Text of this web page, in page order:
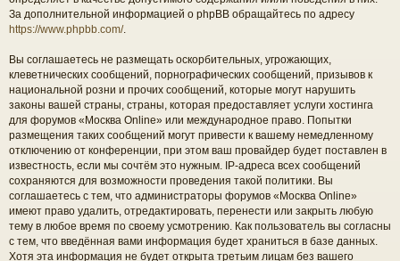
За дополнительной информацией о phpBB обращайтесь по адресу
https://www.phpbb.com/.
Вы соглашаетесь не размещать оскорбительных, угрожающих,
клеветнических сообщений, порнографических сообщений, призывов к
национальной розни и прочих сообщений, которые могут нарушить
законы вашей страны, страны, которая предоставляет услуги хостинга
для форумов «Москва Online» или международное право. Попытки
размещения таких сообщений могут привести к вашему немедленному
отключению от конференции, при этом ваш провайдер будет поставлен в
известность, если мы сочтём это нужным. IP-адреса всех сообщений
сохраняются для возможности проведения такой политики. Вы
соглашаетесь с тем, что администраторы форумов «Москва Online»
имеют право удалить, отредактировать, перенести или закрыть любую
тему в любое время по своему усмотрению. Как пользователь вы согласны
с тем, что введённая вами информация будет храниться в базе данных.
Хотя эта информация не будет открыта третьим лицам без вашего